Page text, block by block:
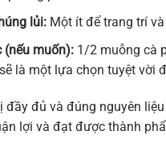
lủi:Một ít để trang trí
(nếu muốn):1/2 muỗng cà
là một lựa chọn tuyệt vời
đầy đủ và đúng nguyên
lợi và đạt được thành